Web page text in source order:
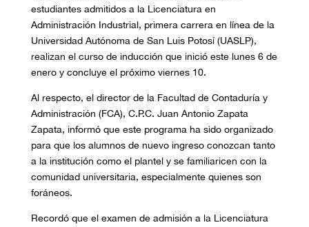
estudiantes admitidos a la Licenciatura en
Administración Industrial, primera carrera en línea de la
Universidad Autónoma de San Luis Potosí (UASLP),
realizan el curso de inducción que inició este lunes 6 de
enero y concluye el próximo viernes 10.
Al respecto, el director de la Facultad de Contaduría y
Administración (FCA), C.P.C. Juan Antonio Zapata
Zapata, informó que este programa ha sido organizado
para que los alumnos de nuevo ingreso conozcan tanto
a la institución como el plantel y se familiaricen con la
comunidad universitaria, especialmente quienes son
foráneos.
Recordó que el examen de admisión a la Licenciatura